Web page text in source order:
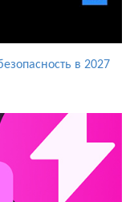
в 2027